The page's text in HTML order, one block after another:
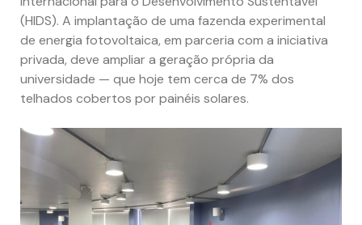
(HIDS). A implantação de uma fazenda experimental
de energia fotovoltaica, em parceria com a iniciativa
privada, deve ampliar a geração própria da
universidade — que hoje tem cerca de 7% dos
telhados cobertos por painéis solares.